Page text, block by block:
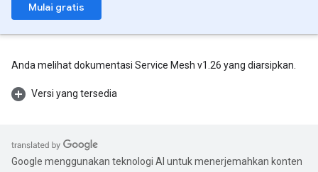
Mulai gratis
Anda melihat dokumentasi Service Mesh v1.26 yang diarsipkan.
Versi yang tersedia
Google menggunakan teknologi AI untuk menerjemahkan konten